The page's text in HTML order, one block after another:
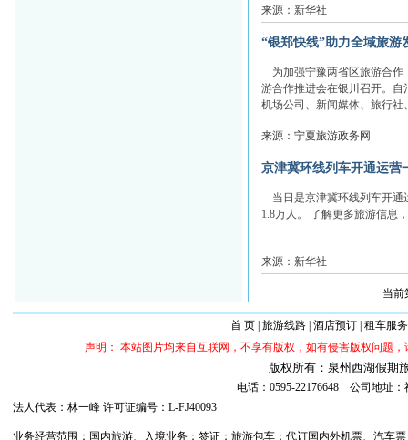
来源：新华社
“银郑快线”助力全域旅游
为加强宁豫两省区旅游合作
游合作推进会在银川召开。
机场公司、新闻媒体、旅行
来源：宁夏旅游政务网
京津冀环线列车开通运营
当日是京津冀环线列车开通
1.8万人。 了解更多旅游信息
来源：新华社
当前
首 页| 旅游线路| 酒店预订| 租车服务
声明： 本站图片均来自互联网，不享有版权，如有侵害版权问题
版权所有：泉州西湖假
电话：0595-22176648 公司地址
法人代表：林一峰 许可证编号：L-FJ40093
业务经营范围：国内旅游、入境业务；签证；旅游包车；代订国内外机票、汽